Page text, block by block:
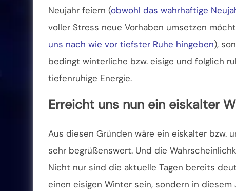
Neujahr feiern (obwohl das wahrhaftige
voller Stress neue Vorhaben umsetzen
uns nach wie vor tiefster Ruhe hingeben),
bedingt winterliche bzw. eisige und folglich
tiefenruhige Energie.
Erreicht uns nun ein eiskalter
Aus diesen Gründen wäre ein eiskalter bzw.
sehr begrüßenswert. Und die
Nicht nur sind die aktuelle Tagen bereits
einen eisigen Winter sein, sondern in